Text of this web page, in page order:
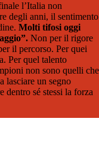
l’Italia non
degli anni, il sentimento
Molti tifosi oggi
Non per il rigore
il percorso. Per quei
Per quel talento
non sono quelli che
lasciare un segno
dentro sé stessi la forza